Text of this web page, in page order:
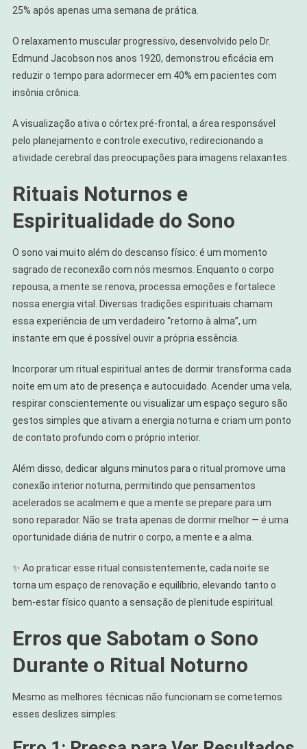
25% após apenas uma semana de prática.
O relaxamento muscular progressivo, desenvolvido pelo Dr.
Edmund Jacobson nos anos 1920, demonstrou eficácia em
reduzir o tempo para adormecer em 40% em pacientes com
insônia crônica.
A visualização ativa o córtex pré-frontal, a área responsável
pelo planejamento e controle executivo, redirecionando a
atividade cerebral das preocupações para imagens relaxantes.
Rituais Noturnos e
Espiritualidade do Sono
O sono vai muito além do descanso físico: é um momento
sagrado de reconexão com nós mesmos. Enquanto o corpo
repousa, a mente se renova, processa emoções e fortalece
nossa energia vital. Diversas tradições espirituais chamam
essa experiência de um verdadeiro “retorno à alma”, um
instante em que é possível ouvir a própria essência.
Incorporar um ritual espiritual antes de dormir transforma cada
noite em um ato de presença e autocuidado. Acender uma vela,
respirar conscientemente ou visualizar um espaço seguro são
gestos simples que ativam a energia noturna e criam um ponto
de contato profundo com o próprio interior.
Além disso, dedicar alguns minutos para o ritual promove uma
conexão interior noturna, permitindo que pensamentos
acelerados se acalmem e que a mente se prepare para um
sono reparador. Não se trata apenas de dormir melhor — é uma
oportunidade diária de nutrir o corpo, a mente e a alma.
✨ Ao praticar esse ritual consistentemente, cada noite se
torna um espaço de renovação e equilíbrio, elevando tanto o
bem-estar físico quanto a sensação de plenitude espiritual.
Erros que Sabotam o Sono
Durante o Ritual Noturno
Mesmo as melhores técnicas não funcionam se cometemos
esses deslizes simples: